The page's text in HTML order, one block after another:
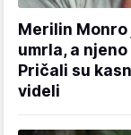
Merilin Monro
umrla, a
Pričali su
videli